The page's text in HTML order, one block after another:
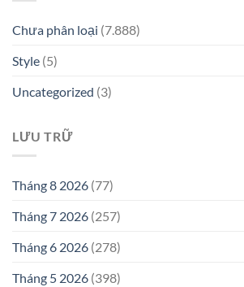
Chưa phân loại (7.888)
Style (5)
Uncategorized (3)
LƯU TRỮ
Tháng 8 2026 (77)
Tháng 7 2026 (257)
Tháng 6 2026 (278)
Tháng 5 2026 (398)